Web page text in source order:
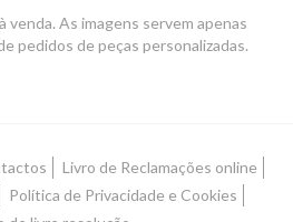
venda. As imagens servem apenas
pedidos de peças personalizadas.
Livro de Reclamações online
Política de Privacidade e Cookies